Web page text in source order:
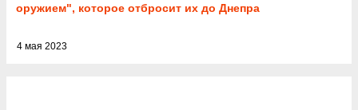
оружием", которое отбросит их до Днепра
4 мая 2023